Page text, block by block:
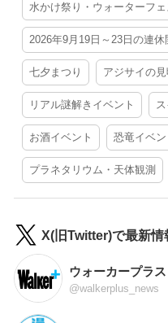
水かけ祭り・ウォーターフェ
2026年9月19日～23日の連休
七夕まつり アジサイの
リアル謎解きイベント
お酒イベント 恐竜イベン
プラネタリウム・天体観測
X(旧Twitter)で最新情
ウォーカープラス
@walkerplus_news